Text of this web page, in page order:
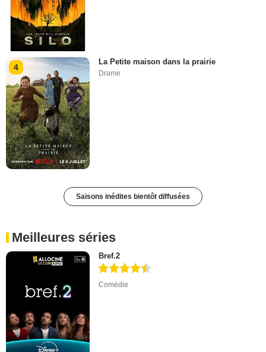
4
La Petite maison dans la prairie
Drame
Saisons inédites bientôt diffusées
Meilleures séries
Bref.2
Comédie